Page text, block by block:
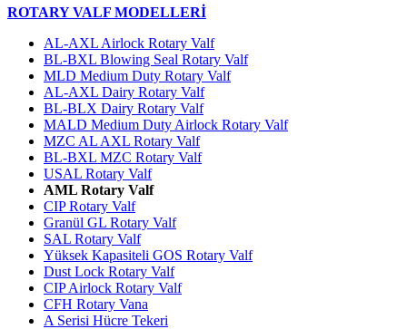
ROTARY VALF MODELLERİ
AL-AXL Airlock Rotary Valf
BL-BXL Blowing Seal Rotary Valf
MLD Medium Duty Rotary Valf
AL-AXL Dairy Rotary Valf
BL-BLX Dairy Rotary Valf
MALD Medium Duty Airlock Rotary Valf
MZC AL AXL Rotary Valf
BL-BXL MZC Rotary Valf
USAL Rotary Valf
AML Rotary Valf
CIP Rotary Valf
Granül GL Rotary Valf
SAL Rotary Valf
Yüksek Kapasiteli GOS Rotary Valf
Dust Lock Rotary Valf
CIP Airlock Rotary Valf
CFH Rotary Vana
A Serisi Hücre Tekeri